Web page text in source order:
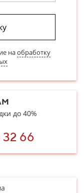
наобработку
до 40%
32 66